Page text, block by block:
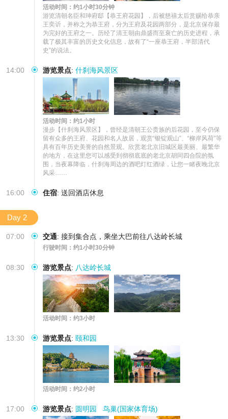
活动时间：约1小时30分钟
游览清朝名臣和珅府邸【恭王府花园】，后被慈禧太后赏赐给恭亲
王奕䜣，并称之为恭王府，分为王府及花园两部分，是北京保存最
为完好的王府之一。历经了清王朝由鼎盛而至衰亡的历史进程，承
载了极其丰富的历史文化信息，故有了“一座恭王府，半部清代
史”的说法。
14:00 游览景点: 什刹海风景区
活动时间：约1小时
漫步【什刹海风景区】，曾经是清朝王公贵族的后花园，至今仍保
留有众多的王府、花园和名人故居，观赏“银锭观山”、“柳岸风荷”等
具有百年历史美誉的自然景观。欣赏老北京旧城区最美丽、最繁华
的地方，在这里您可以感受到彻彻底底的老北京胡同四合院的氛
围，当夜幕降临，什刹海周边的酒吧灯红酒绿，让您一睹夜晚北京
风采……
16:00 住宿: 送回酒店休息
Day 2
07:00 交通: 接到集合点，乘坐大巴前往八达岭长城
行驶时间：约1小时30分钟
08:30 游览景点: 八达岭长城
活动时间：约3小时
13:30 游览景点: 颐和园
活动时间：约2小时
17:00 游览景点: 圆明园 鸟巢(国家体育场)